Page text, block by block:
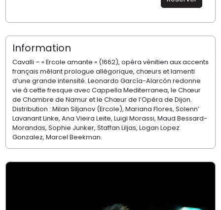
Information
Cavalli – « Ercole amante » (1662), opéra vénitien aux accents
français mêlant prologue allégorique, chœurs et lamenti
d’une grande intensité. Leonardo García-Alarcón redonne
vie à cette fresque avec Cappella Mediterranea, le Chœur
de Chambre de Namur et le Chœur de l’Opéra de Dijon.
Distribution : Milan Siljanov (Ercole), Mariana Flores, Solenn’
Lavanant Linke, Ana Vieira Leite, Luigi Morassi, Maud Bessard-
Morandas, Sophie Junker, Staffan Liljas, Logan Lopez
Gonzalez, Marcel Beekman.